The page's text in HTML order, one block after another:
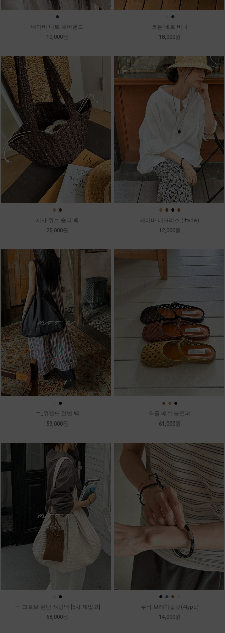
●
네이비 니트 헤어밴드
10,000원
●
코튼 네트 비니
18,000원
● ●
지사 위브 숄더 백
25,000원
● ● ● ●
세이바 네크리스 (4type)
12,000원
●
m_위켄드 린넨 백
59,000원
● ● ●
와플 메쉬 블로퍼
61,000원
●
m_그로브 린넨 셔링백 [5차 재입고]
68,000원
● ● ●
쿠바 브레이슬릿(4type)
14,000원